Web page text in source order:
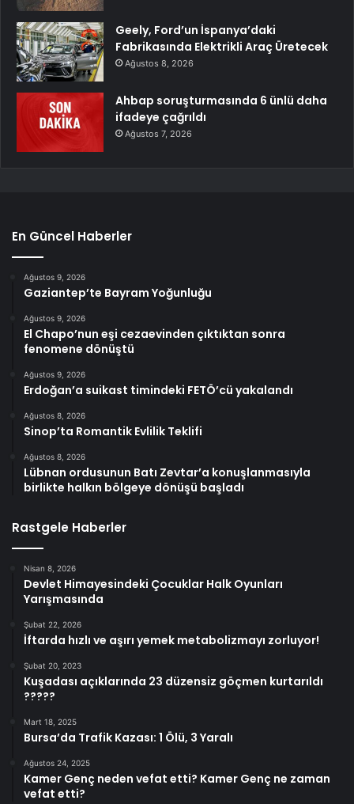
Geely, Ford’un İspanya’daki
Fabrikasında Elektrikli Araç Üretecek
Ağustos 8, 2026
Ahbap soruşturmasında 6 ünlü daha
ifadeye çağrıldı
Ağustos 7, 2026
En Güncel Haberler
Ağustos 9, 2026
Gaziantep’te Bayram Yoğunluğu
Ağustos 9, 2026
El Chapo’nun eşi cezaevinden çıktıktan sonra
fenomene dönüştü
Ağustos 9, 2026
Erdoğan’a suikast timindeki FETÖ’cü yakalandı
Ağustos 8, 2026
Sinop’ta Romantik Evlilik Teklifi
Ağustos 8, 2026
Lübnan ordusunun Batı Zevtar’a konuşlanmasıyla
birlikte halkın bölgeye dönüşü başladı
Rastgele Haberler
Nisan 8, 2026
Devlet Himayesindeki Çocuklar Halk Oyunları
Yarışmasında
Şubat 22, 2026
İftarda hızlı ve aşırı yemek metabolizmayı zorluyor!
Şubat 20, 2023
Kuşadası açıklarında 23 düzensiz göçmen kurtarıldı
?????
Mart 18, 2025
Bursa’da Trafik Kazası: 1 Ölü, 3 Yaralı
Ağustos 24, 2025
Kamer Genç neden vefat etti? Kamer Genç ne zaman
vefat etti?